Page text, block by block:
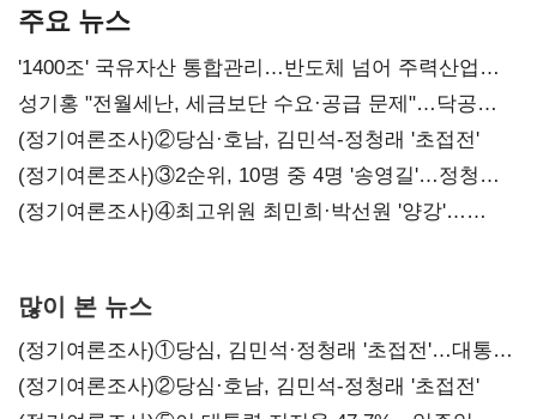
주요 뉴스
'1400조' 국유자산 통합관리…반도체 넘어 주력산업
구조혁신
성기홍 "전월세난, 세금보단 수요·공급 문제"…닥공
시사
(정기여론조사)②당심·호남, 김민석-정청래 '초접전'
(정기여론조사)③2순위, 10명 중 4명 '송영길'…정청래
'한 자릿수'
(정기여론조사)④최고위원 최민희·박선원 '양강'…
많이 본 뉴스
(정기여론조사)①당심, 김민석·정청래 '초접전'…대통령
지지도 '50% 아래로'(종합)
(정기여론조사)②당심·호남, 김민석-정청래 '초접전'